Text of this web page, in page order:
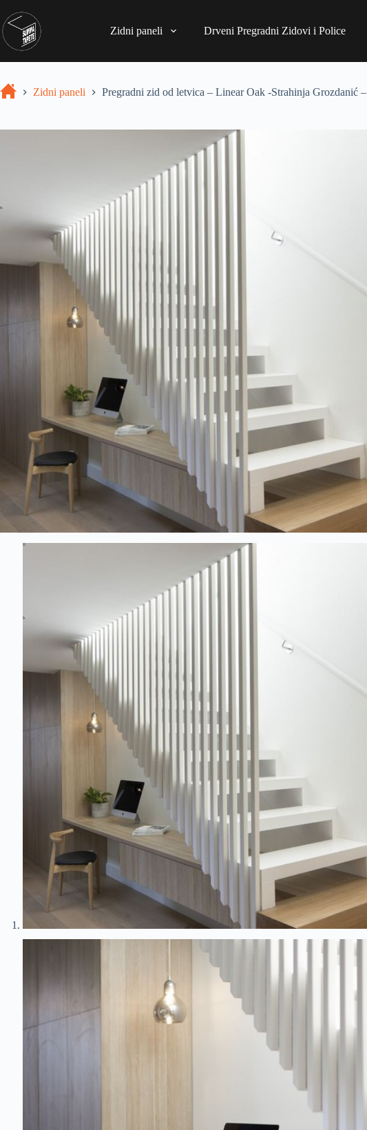
Zidni paneli Drveni Pregradni Zidovi i Police
Zidni paneli Pregradni zid od letvica – Linear Oak -Strahinja Grozdanić –